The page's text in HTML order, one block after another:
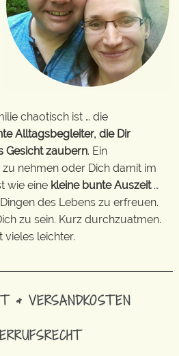
chaotisch ist … die
Alltagsbegleiter, die Dir
Gesicht zaubern. Ein
nehmen oder Dich damit im
wie eine kleine bunte Auszeit…
des Lebens zu erfreuen.
zu sein. Kurz durchzuatmen.
vieles leichter.
& VERSANDKOSTEN